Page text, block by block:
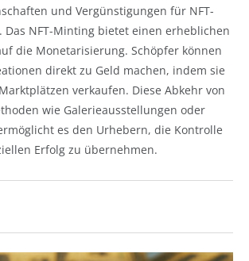
und Vergünstigungen für NFT-
Das NFT-Minting bietet einen erheblichen
die Monetarisierung. Schöpfer können
direkt zu Geld machen, indem sie
verkaufen. Diese Abkehr von
wie Galerieausstellungen oder
es den Urhebern, die Kontrolle
Erfolg zu übernehmen.